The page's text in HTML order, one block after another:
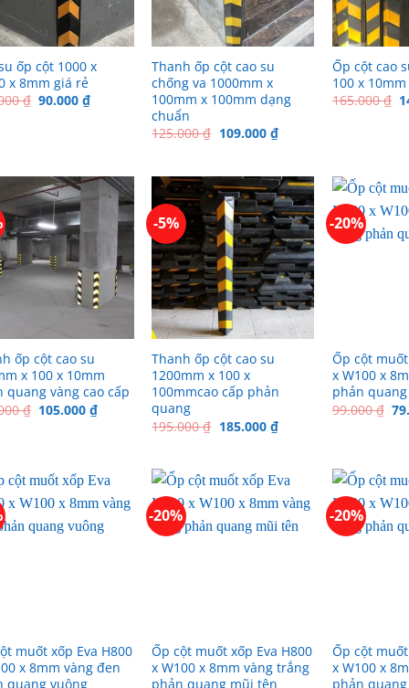
ốp cột 1000 x
x 8mm giá rẻ
₫ Giá
90.000₫Giá
Thanh ốp cột cao su
chống va 1000mm x
100mm x 100mm dạng
chuẩn
125.000₫ Giá
109.000 ₫Giá
hiện
109.000 ₫.
Ốp cột cao
100 x
165.000₫
ốp cột cao su
x 100 x 10mm
quang vàng cao cấp
₫ Giá
105.000₫Giá
-5%
Thanh ốp cột cao su
1200mm x 100 x
100mmcao cấp phản
quang
195.000₫ Giá
185.000 ₫Giá
hiện
185.000 ₫.
-20%
Ốp cột
x W100 x
phản
99.000₫
muốt xốp Eva H800
x 8mm vàng đen
quang vuông
-20%
Ốp cột muốt xốp Eva H800
x W100 x 8mm vàng trắng
phản quang mũi tên
-20%
Ốp cột
x W100 x
phản